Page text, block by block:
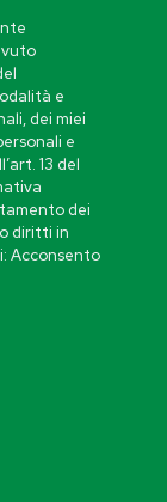
e
dei miei
e
13 del
dei
diritti in
Acconsento